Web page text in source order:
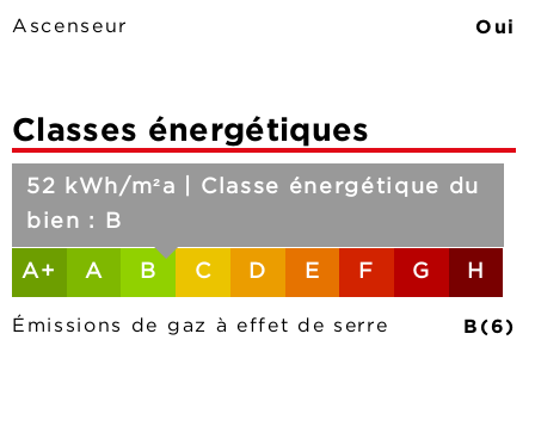
Ascenseur Oui
Classes énergétiques
A+ A
52 kWh/m²a | Classe énergétique du
bien : B
B C D E F G H
Émissions de gaz à effet de serre B(6)